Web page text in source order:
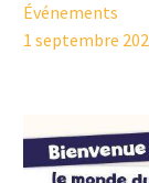
Événements
1 septembre